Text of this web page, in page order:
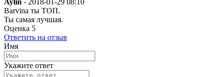
Aylin - 2018-01-29 08:10
Barvina ты ТОП.
Ты самая лучшая.
Оценка 5
Ответить на отзыв
Имя
Укажите ответ